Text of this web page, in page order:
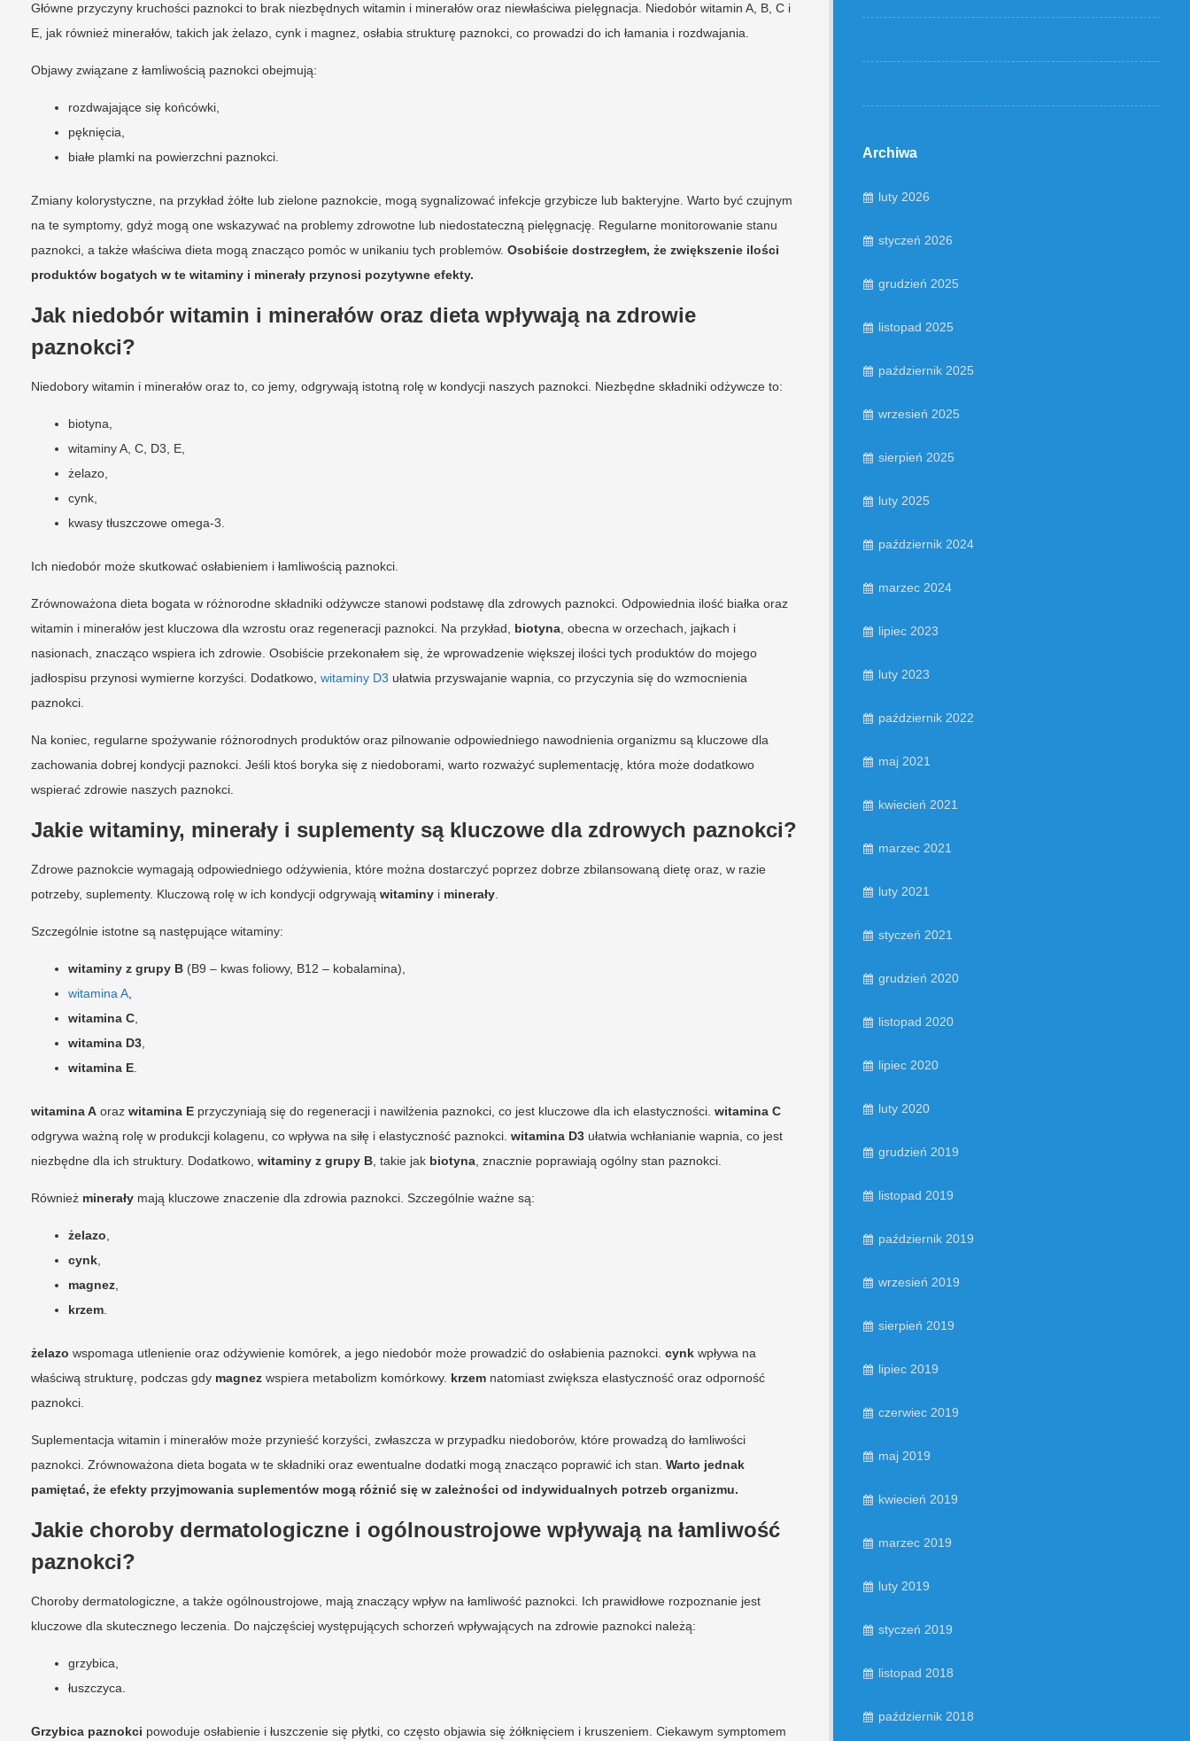
Główne przyczyny kruchości paznokci to brak niezbędnych witamin i minerałów oraz niewłaściwa pielęgnacja. Niedobór witamin A, B, C i
E, jak również minerałów, takich jak żelazo, cynk i magnez, osłabia strukturę paznokci, co prowadzi do ich łamania i rozdwajania.
Objawy związane z łamliwością paznokci obejmują:
rozdwajające się końcówki,
pęknięcia,
białe plamki na powierzchni paznokci.
Zmiany kolorystyczne, na przykład żółte lub zielone paznokcie, mogą sygnalizować infekcje grzybicze lub bakteryjne. Warto być czujnym
na te symptomy, gdyż mogą one wskazywać na problemy zdrowotne lub niedostateczną pielęgnację. Regularne monitorowanie stanu
paznokci, a także właściwa dieta mogą znacząco pomóc w unikaniu tych problemów. Osobiście dostrzegłem, że zwiększenie ilości
produktów bogatych w te witaminy i minerały przynosi pozytywne efekty.
Jak niedobór witamin i minerałów oraz dieta wpływają na zdrowie
paznokci?
Niedobory witamin i minerałów oraz to, co jemy, odgrywają istotną rolę w kondycji naszych paznokci. Niezbędne składniki odżywcze to:
biotyna,
witaminy A, C, D3, E,
żelazo,
cynk,
kwasy tłuszczowe omega-3.
Ich niedobór może skutkować osłabieniem i łamliwością paznokci.
Zrównoważona dieta bogata w różnorodne składniki odżywcze stanowi podstawę dla zdrowych paznokci. Odpowiednia ilość białka oraz
witamin i minerałów jest kluczowa dla wzrostu oraz regeneracji paznokci. Na przykład, biotyna , obecna w orzechach, jajkach i
nasionach, znacząco wspiera ich zdrowie. Osobiście przekonałem się, że wprowadzenie większej ilości tych produktów do mojego
jadłospisu przynosi wymierne korzyści. Dodatkowo, witaminy D3 ułatwia przyswajanie wapnia, co przyczynia się do wzmocnienia
paznokci.
Na koniec, regularne spożywanie różnorodnych produktów oraz pilnowanie odpowiedniego nawodnienia organizmu są kluczowe dla
zachowania dobrej kondycji paznokci. Jeśli ktoś boryka się z niedoborami, warto rozważyć suplementację, która może dodatkowo
wspierać zdrowie naszych paznokci.
Jakie witaminy, minerały i suplementy są kluczowe dla zdrowych paznokci?
Zdrowe paznokcie wymagają odpowiedniego odżywienia, które można dostarczyć poprzez dobrze zbilansowaną dietę oraz, w razie
potrzeby, suplementy. Kluczową rolę w ich kondycji odgrywają witaminy i minerały
Szczególnie istotne są następujące witaminy:
witaminy z grupy B (B9 – kwas foliowy, B12 – kobalamina),
witamina A
witamina C
witamina D3
witamina E
witamina A oraz witamina E przyczyniają się do regeneracji i nawilżenia paznokci, co jest kluczowe dla ich elastyczności. witamina C
odgrywa ważną rolę w produkcji kolagenu, co wpływa na siłę i elastyczność paznokci. witamina D3 ułatwia wchłanianie wapnia, co jest
niezbędne dla ich struktury. Dodatkowo, witaminy z grupy B , takie jak biotyna , znacznie poprawiają ogólny stan paznokci.
Również minerały mają kluczowe znaczenie dla zdrowia paznokci. Szczególnie ważne są:
żelazo
cynk
magnez
krzem
żelazo wspomaga utlenienie oraz odżywienie komórek, a jego niedobór może prowadzić do osłabienia paznokci. cynk wpływa na
właściwą strukturę, podczas gdy magnez wspiera metabolizm komórkowy. krzem natomiast zwiększa elastyczność oraz odporność
paznokci.
Suplementacja witamin i minerałów może przynieść korzyści, zwłaszcza w przypadku niedoborów, które prowadzą do łamliwości
paznokci. Zrównoważona dieta bogata w te składniki oraz ewentualne dodatki mogą znacząco poprawić ich stan. Warto jednak
pamiętać, że efekty przyjmowania suplementów mogą różnić się w zależności od indywidualnych potrzeb organizmu.
Jakie choroby dermatologiczne i ogólnoustrojowe wpływają na łamliwość
paznokci?
Choroby dermatologiczne, a także ogólnoustrojowe, mają znaczący wpływ na łamliwość paznokci. Ich prawidłowe rozpoznanie jest
kluczowe dla skutecznego leczenia. Do najczęściej występujących schorzeń wpływających na zdrowie paznokci należą:
grzybica,
łuszczyca.
Grzybica paznokci powoduje osłabienie i łuszczenie się płytki, co często objawia się żółknięciem i kruszeniem. Ciekawym symptomem
Archiwa
luty 2026
styczeń 2026
grudzień 2025
listopad 2025
październik 2025
wrzesień 2025
sierpień 2025
luty 2025
październik 2024
marzec 2024
lipiec 2023
luty 2023
październik 2022
maj 2021
kwiecień 2021
marzec 2021
luty 2021
styczeń 2021
grudzień 2020
listopad 2020
lipiec 2020
luty 2020
grudzień 2019
listopad 2019
październik 2019
wrzesień 2019
sierpień 2019
lipiec 2019
czerwiec 2019
maj 2019
kwiecień 2019
marzec 2019
luty 2019
styczeń 2019
listopad 2018
październik 2018